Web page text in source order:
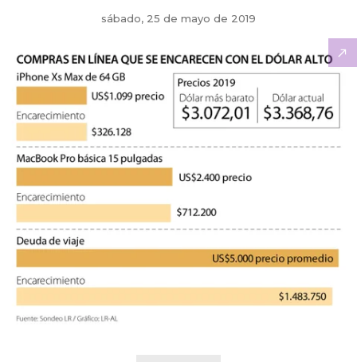
sábado, 25 de mayo de 2019